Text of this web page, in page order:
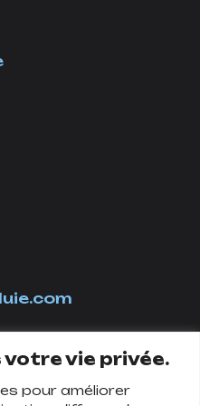
vie privée.
pour améliorer